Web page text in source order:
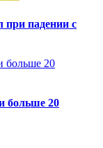
при падении с
больше 20